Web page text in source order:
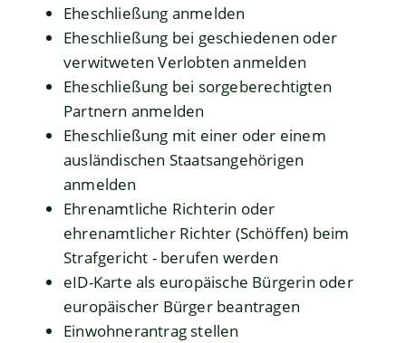
Eheschließung anmelden
Eheschließung bei geschiedenen oder
verwitweten Verlobten anmelden
Eheschließung bei sorgeberechtigten
Partnern anmelden
Eheschließung mit einer oder einem
ausländischen Staatsangehörigen
anmelden
Ehrenamtliche Richterin oder
ehrenamtlicher Richter (Schöffen) beim
Strafgericht - berufen werden
eID-Karte als europäische Bürgerin oder
europäischer Bürger beantragen
Einwohnerantrag stellen